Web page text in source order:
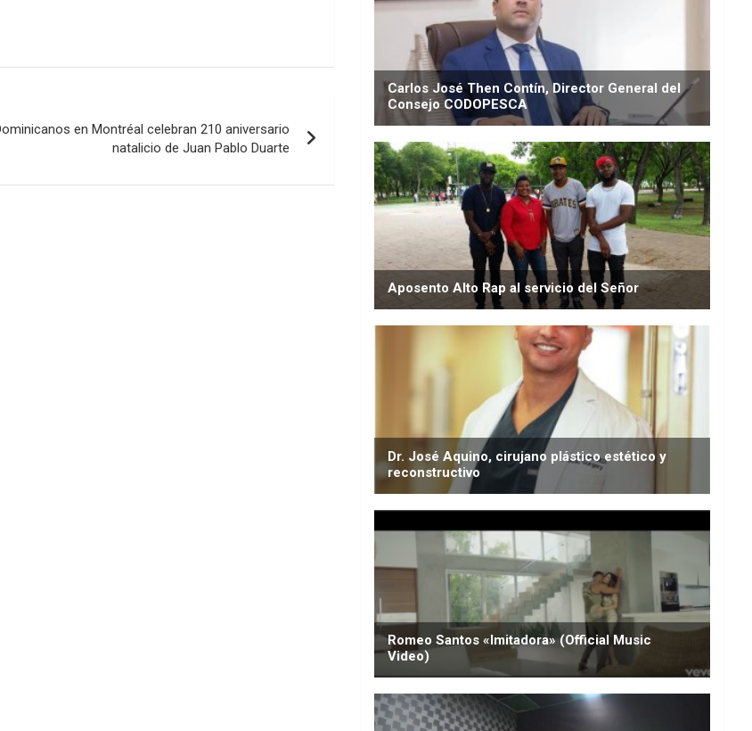
en Montréal celebran 210 aniversario
natalicio de Juan Pablo Duarte